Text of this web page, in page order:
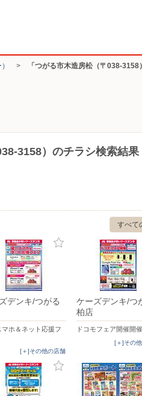
> 「つがる市木造房松（〒038-
3158）のチラシ検索結果
すべて
デンキ/つがる
マホ＆ネット応援フ
[＋]その他の店舗
ケーズデンキ/つ
柏店
ドコモフェア開催開催
[＋]その